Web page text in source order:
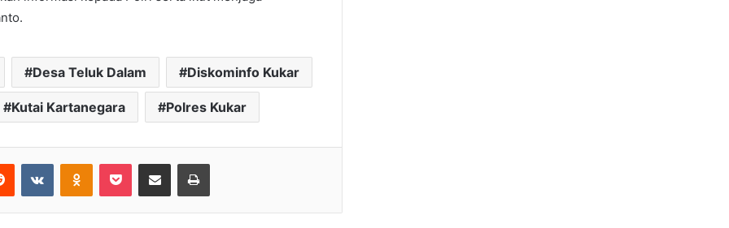
Desa Teluk Dalam Diskominfo Kukar
Kutai Kartanegara Polres Kukar